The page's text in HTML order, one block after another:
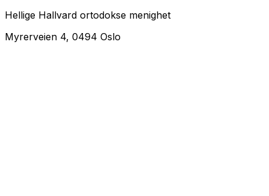
Hellige Hallvard ortodokse menighet
Myrerveien 4, 0494 Oslo